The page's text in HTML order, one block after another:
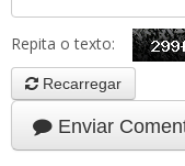
Repita o texto:
Recarregar
Enviar